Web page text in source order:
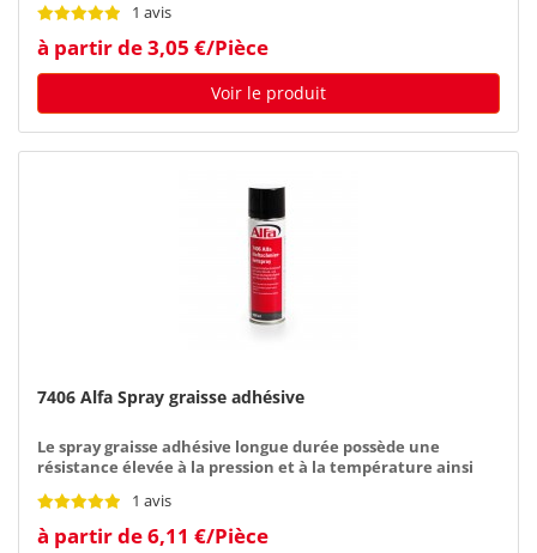
1 avis
à partir de 3,05 €/Pièce
Voir le produit
7406 Alfa Spray graisse adhésive
Le spray graisse adhésive longue durée possède une
résistance élevée à la pression et à la température ainsi
1 avis
à partir de 6,11 €/Pièce